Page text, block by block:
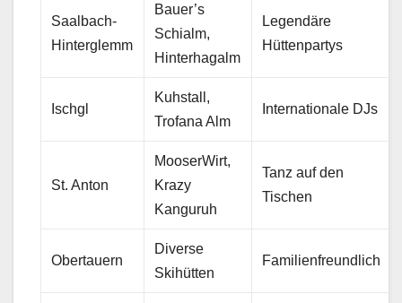
Saalbach-
Hinterglemm
Bauer’s
Schialm,
Hinterhagalm
Legendäre
Hüttenpartys
Ischgl
Kuhstall,
Trofana Alm
Internationale DJs
St. Anton
MooserWirt,
Krazy
Kanguruh
Tanz auf den
Tischen
Obertauern
Diverse
Skihütten
Familienfreundlich